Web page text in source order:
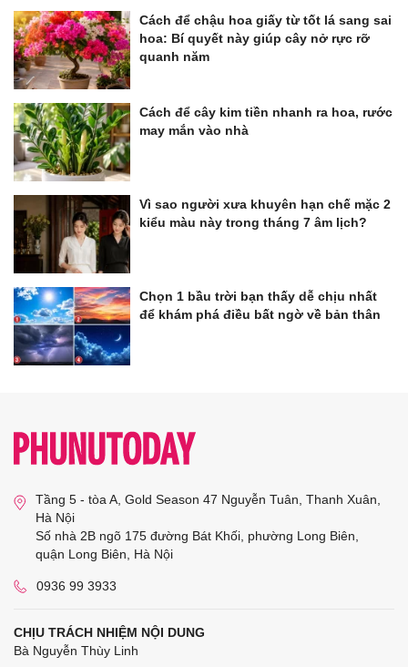
Cách để chậu hoa giấy từ tốt lá sang sai
hoa: Bí quyết này giúp cây nở rực rỡ
quanh năm
Cách để cây kim tiền nhanh ra hoa, rước
may mắn vào nhà
Vì sao người xưa khuyên hạn chế mặc 2
kiểu màu này trong tháng 7 âm lịch?
Chọn 1 bầu trời bạn thấy dễ chịu nhất
để khám phá điều bất ngờ về bản thân
Tầng 5 - tòa A, Gold Season 47 Nguyễn Tuân, Thanh Xuân,
Hà Nội
Số nhà 2B ngõ 175 đường Bát Khối, phường Long Biên,
quận Long Biên, Hà Nội
0936 99 3933
CHỊU TRÁCH NHIỆM NỘI DUNG
Bà Nguyễn Thùy Linh